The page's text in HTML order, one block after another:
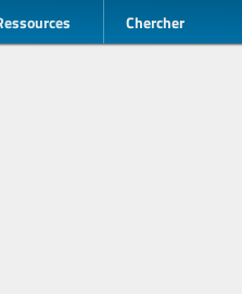
Chercher